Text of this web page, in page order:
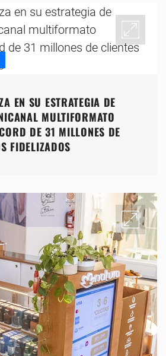
EN SU ESTRATEGIA DE
MULTIFORMATO
DE 31 MILLONES DE
FIDELIZADOS